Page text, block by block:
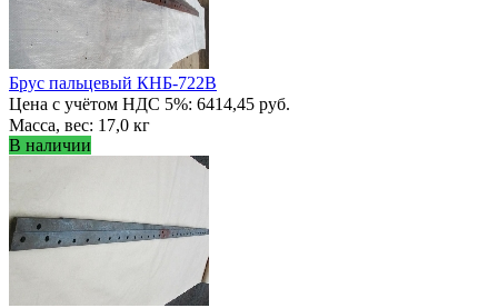
Брус пальцевый КНБ-722В
Цена с учётом НДС 5%: 6414,45 руб.
Масса, вес: 17,0 кг
В наличии